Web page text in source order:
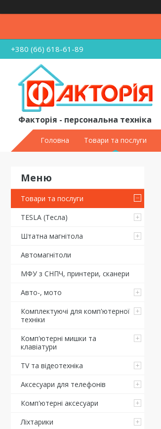
+380 (66) 618-61-89
Факторія - персональна техніка
Головна Товари та послуги
Товари та послуги
TESLA (Тесла)
Штатна магнітола
Автомагнітоли
МФУ з СНПЧ, принтери, сканери
Авто-, мото
Комплектуючі для комп'ютерної
техніки
Комп'ютерні мишки та
клавіатури
TV та відеотехніка
Аксесуари для телефонів
Комп'ютерні аксесуари
Ліхтарики